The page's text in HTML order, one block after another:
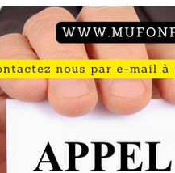
sciences NOUVELLE DU
Nasa enqueteur MUFON
journal d'un enquêteur